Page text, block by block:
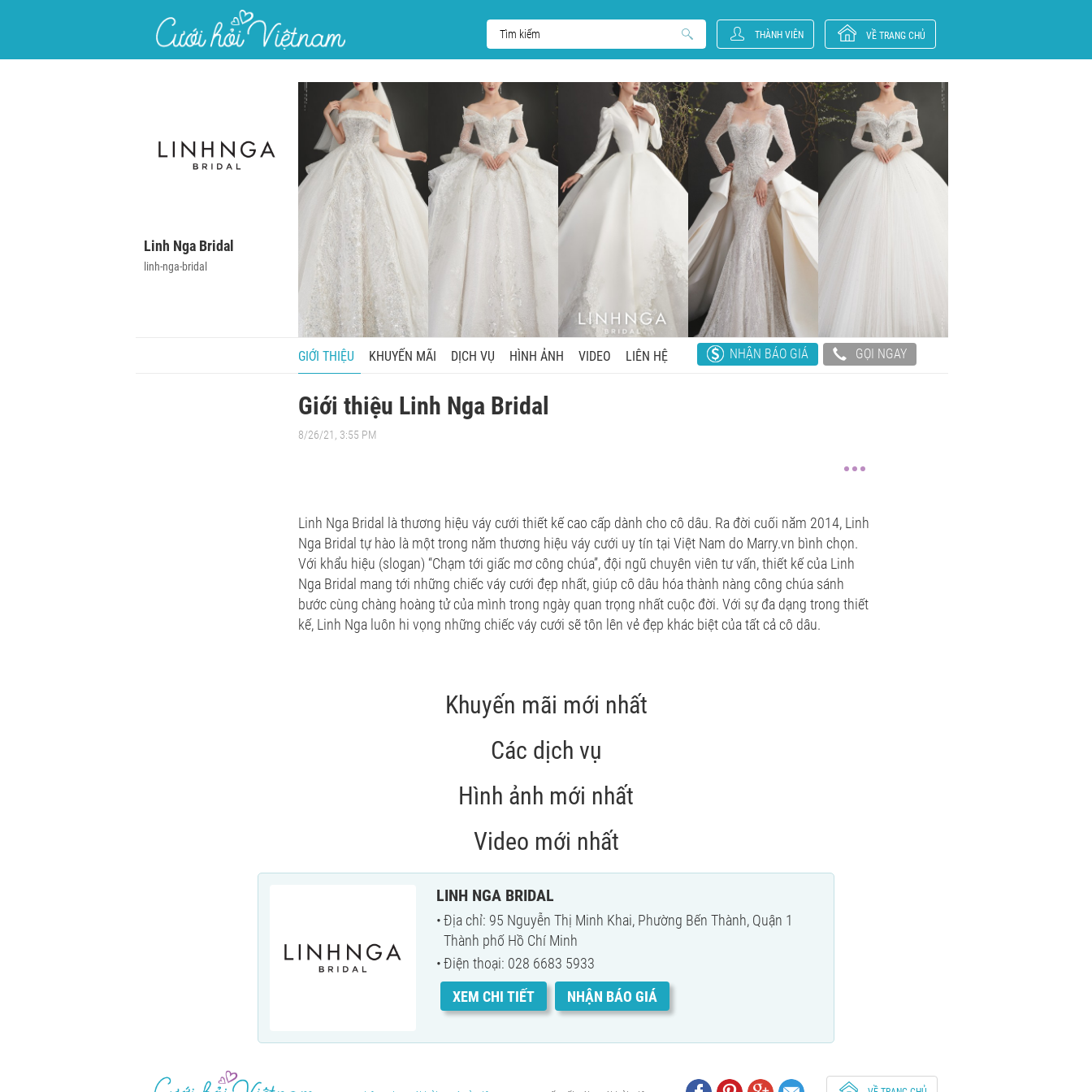
THÀNH VIÊN VỀ TRANG CHỦ
Linh Nga Bridal
linh-nga-bridal
GIỚI THIỆU KHUYẾN MÃI DỊCH VỤ HÌNH ẢNH VIDEO LIÊN HỆ NHẬN BÁO GIÁ GỌI NGAY
Giới thiệu Linh Nga Bridal
8/26/21, 3:55 PM
Linh Nga Bridal là thương hiệu váy cưới thiết kế cao cấp dành cho cô dâu. Ra đời cuối năm 2014, Linh
Nga Bridal tự hào là một trong năm thương hiệu váy cưới uy tín tại Việt Nam do Marry.vn bình chọn.
Với khẩu hiệu (slogan) “Chạm tới giấc mơ công chúa”, đội ngũ chuyên viên tư vấn, thiết kế của Linh
Nga Bridal mang tới những chiếc váy cưới đẹp nhất, giúp cô dâu hóa thành nàng công chúa sánh
bước cùng chàng hoàng tử của mình trong ngày quan trọng nhất cuộc đời. Với sự đa dạng trong thiết
kế, Linh Nga luôn hi vọng những chiếc váy cưới sẽ tôn lên vẻ đẹp khác biệt của tất cả cô dâu.
Khuyến mãi mới nhất
Các dịch vụ
Hình ảnh mới nhất
Video mới nhất
LINH NGA BRIDAL
Địa chỉ: 95 Nguyễn Thị Minh Khai, Phường Bến Thành, Quận 1
Thành phố Hồ Chí Minh
Điện thoại: 028 6683 5933
XEM CHI TIẾT
NHẬN BÁO GIÁ